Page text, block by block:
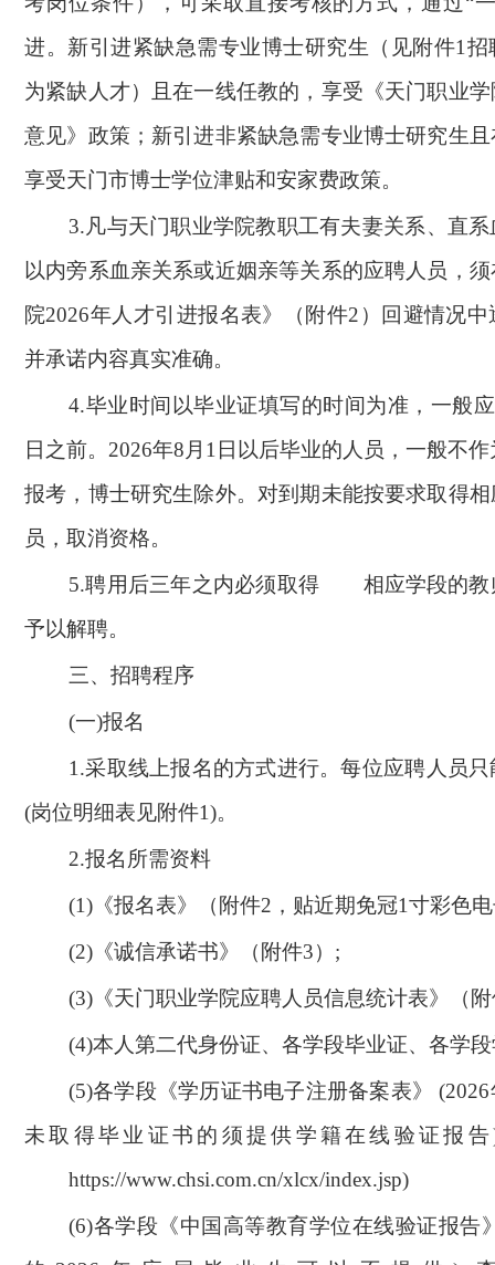
进。新引进紧缺急需专业博士研究生（见附件1
为紧缺人才）且在一线任教的，享受《天门职业
意见》政策；新引进非紧缺急需专业博士研究生
享受天门市博士学位津贴和安家费政策。
3.凡与天门职业学院教职工有夫妻关系、直
以内旁系血亲关系或近姻亲等关系的应聘人员，
院2026年人才引进报名表》（附件2）回避情况
并承诺内容真实准确。
4.毕业时间以毕业证填写的时间为准，一般
日之前。2026年8月1日以后毕业的人员，一般不
报考，博士研究生除外。对到期未能按要求取得
员，取消资格。
5.聘用后三年之内必须取得 相应学段的教
予以解聘。
三、招聘程序
(一)报名
1.采取线上报名的方式进行。每位应聘人员
(岗位明细表见附件1)。
2.报名所需资料
(1) 《报名表》（附件2，贴近期免冠1寸彩色
(2) 《诚信承诺书》（附件3）;
(3) 《天门职业学院应聘人员信息统计表》（
(4)本人第二代身份证、各学段毕业证、各学
(5)各学段《学历证书电子注册备案表》
未取得毕业证书的须提供学籍在线验证报
https://www.chsi.com.cn/xlcx/index.jsp)
(6)各学段《中国高等教育学位在线验证报告